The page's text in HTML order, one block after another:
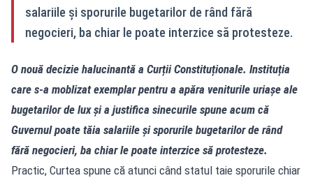
salariile și sporurile bugetarilor de rând fără
negocieri, ba chiar le poate interzice să protesteze.
O nouă decizie halucinantă a Curții Constituționale. Instituția
care s-a moblizat exemplar pentru a apăra veniturile uriașe ale
bugetarilor de lux și a justifica sinecurile spune acum că
Guvernul poate tăia salariile și sporurile bugetarilor de rând
fără negocieri, ba chiar le poate interzice să protesteze.
Practic, Curtea spune că atunci când statul taie sporurile chiar